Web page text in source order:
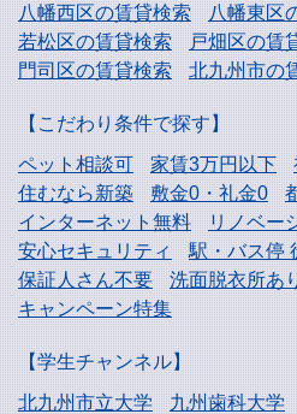
八幡西区の賃貸検索
八幡東区
若松区の賃貸検索
戸畑区の賃
門司区の賃貸検索
北九州市の
【こだわり条件で探す】
ペット相談可
家賃3万円以下
住むなら新築
敷金0・礼金0
インターネット無料
リノベー
安心セキュリティ
駅・バス停
保証人さん不要
洗面脱衣所あ
キャンペーン特集
【学生チャンネル】
北九州市立大学
九州歯科大学